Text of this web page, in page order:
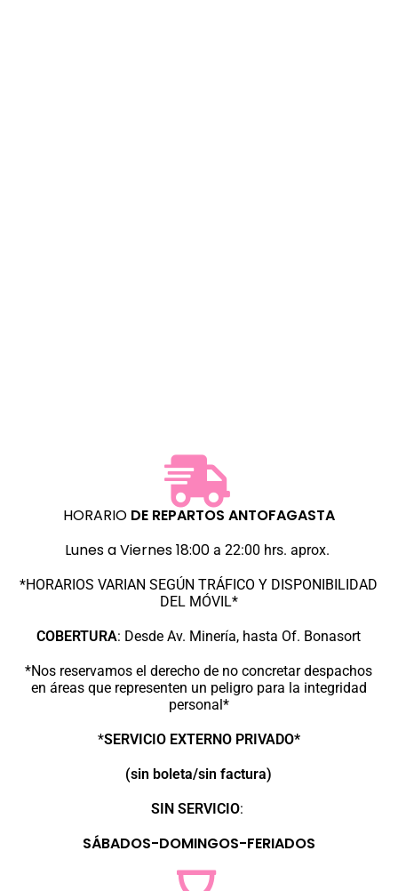
HORARIODE REPARTOS ANTOFAGASTA
Lunes a Viernes 18:00a 22:00 hrs. aprox.
*HORARIOS VARIAN SEGÚN TRÁFICO Y DISPONIBILIDAD
DEL MÓVIL*
COBERTURA: Desde Av. Minería, hasta Of. Bonasort
*Nos reservamos el derecho de no concretar despachos
en áreas que representen un peligro para la integridad
personal*
*SERVICIO EXTERNO PRIVADO*
(sin boleta/sin factura)
SIN SERVICIO:
SÁBADOS-DOMINGOS-FERIADOS